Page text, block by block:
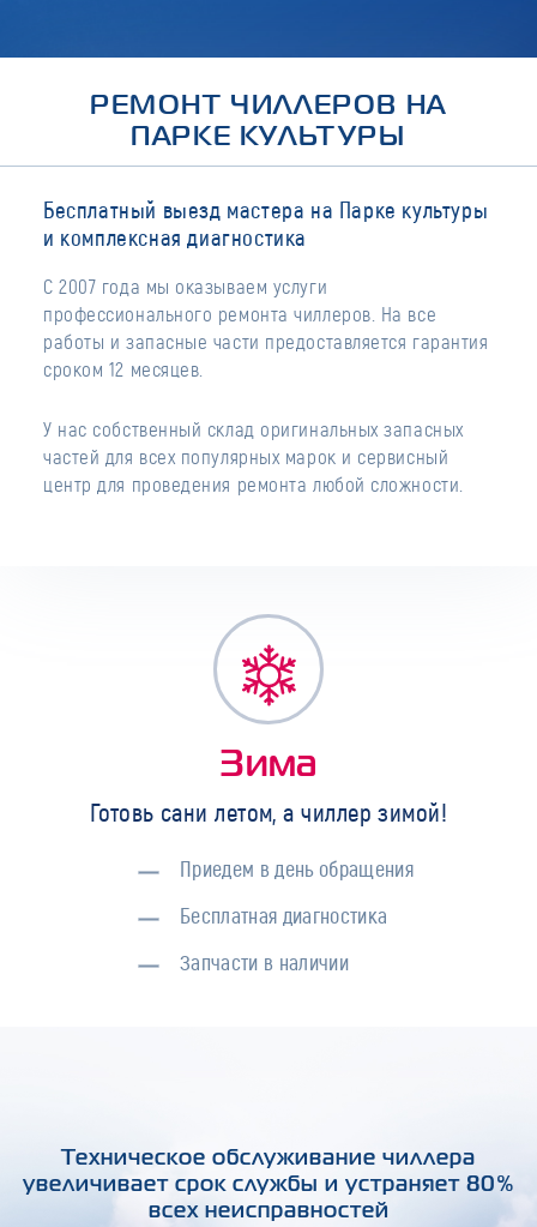
РЕМОНТ ЧИЛЛЕРОВ НА
ПАРКЕ КУЛЬТУРЫ
Бесплатный выезд мастера на Парке культуры
и комплексная диагностика
С 2007 года мы оказываем услуги
профессионального ремонта чиллеров. На все
работы и запасные части предоставляется гарантия
сроком 12 месяцев.
У нас собственный склад оригинальных запасных
частей для всех популярных марок и сервисный
центр для проведения ремонта любой сложности.
Зима
Готовь сани летом, а чиллер зимой!
Приедем в день обращения
Бесплатная диагностика
Запчасти в наличии
Техническое обслуживание чиллера
увеличивает срок службы и устраняет 80%
всех неисправностей